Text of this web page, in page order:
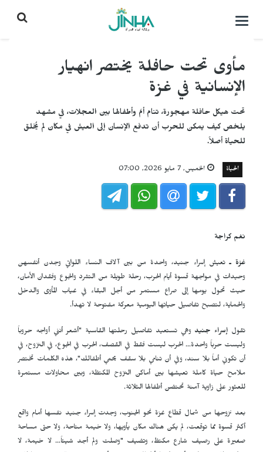
التحكم
مأوى تحت حافلة يختصر انهيار
الإنسانية في غزة
تحت هيكل حافلة مهجورة، تنام أمٌ وأطفالها بين العجلات، في مشهد
يلخص كيف يمكن للحرب أن تدفع الإنسان إلى العيش في مكان لم يُخلق
للحياة أصلاً.
الحياة الخميس, 7 مايو 2026, 07:00
نغم كراجة
غزة ـتعيش إسراء جنيد، واحدة من بين آلاف النساء اللواتي وجدن أنفسهن
وحيدات في مواجهة قسوة أيام الحرب، رحلة طويلة من التشرد والجوع وفقدان الأمان،
حيث تحول يومها إلى صراع مستمر من أجل البقاء في غياب المأوى والدخل
والحماية، لتصبح تفاصيل حياتها اليومية معركة مفتوحة لا تهدأ.
تقول إسراء جنيد وهي تستعيد تفاصيل رحلتها القاسية "أشعر أنني أواجه حروباً
وليست حرباً واحدة… الحرب ليست فقط في القصف، الحرب في الجوع، في النزوح، في
أن تكوني أماً بلا سند، وفي أن تنامي بلا سقف يحمي أطفالك"، هذه الكلمات تختصر
ملامح حياة كاملة تعيشها بين أماكن النزوح المكتظة، وبين محاولات مستمرة
للعثور على زاوية آمنة تحتضن أطفالها الثلاثة.
بعد نزوحها من شمال قطاع غزة نحو الجنوب، وجدت إسراء جنيد نفسها أمام واقع
أكثر قسوة مما توقعت، لم يكن هناك مكان يأويها، ولا خيمة متاحة، ولا حتى مساحة
صغيرة على رصيف شارع مكتظ، وتضيف "وصلت ولم أجد شيئاً… لا خيمة، لا